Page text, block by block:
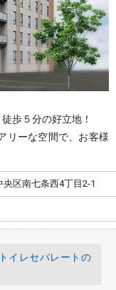
歩５分の好立地！
リーな空間で、お客様
区南七条西4丁目2-1
イレセパレートの